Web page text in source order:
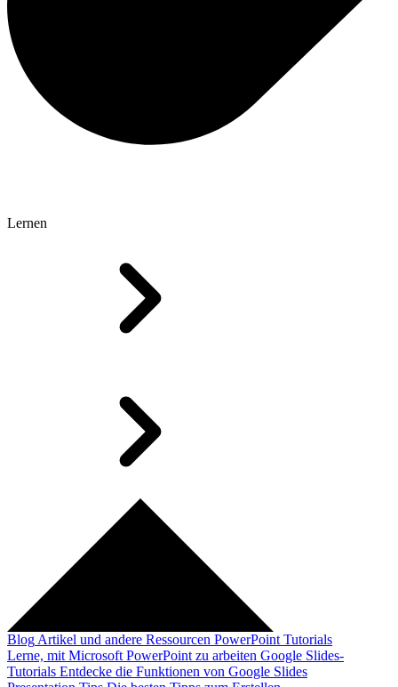
Lernen
Blog Artikel und andere Ressourcen PowerPoint Tutorials
Lerne, mit Microsoft PowerPoint zu arbeiten Google Slides-
Tutorials Entdecke die Funktionen von Google Slides